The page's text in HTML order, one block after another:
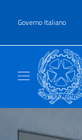
Governo Italiano